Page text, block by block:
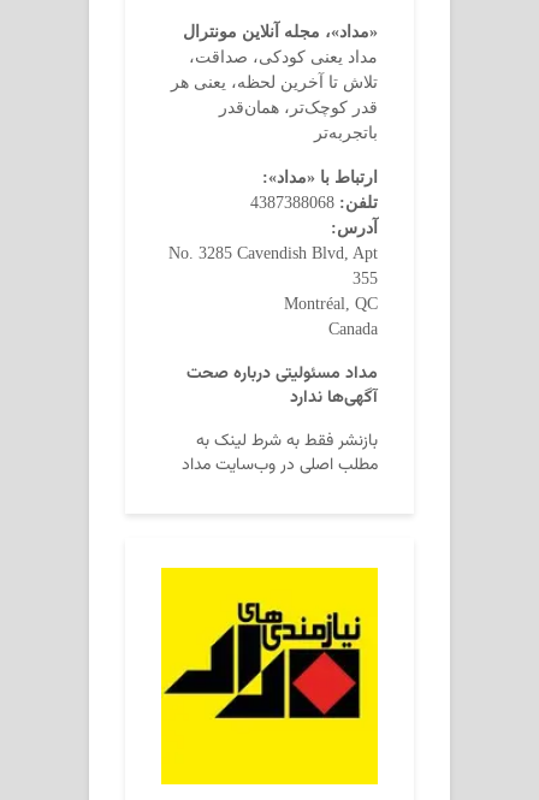
«مداد»، مجله آنلاین مونترال
مداد یعنی کودکی، صداقت،
تلاش تا آخرین لحظه، یعنی هر
قدر کوچک‌تر، همان‌قدر
باتجربه‌تر
ارتباط با «مداد»:
تلفن:
آدرس:
No. 3285 Cavendish Blvd, Apt
355
Montréal, QC
Canada
مداد مسئولیتی درباره صحت
آگهی‌ها ندارد
بازنشر فقط به شرط لینک به
مطلب اصلی در وب‌سایت مداد